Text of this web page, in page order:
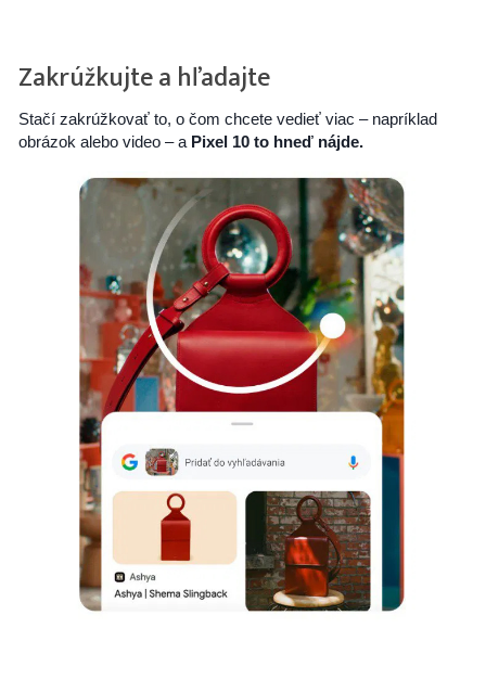
Zakrúžkujte a hľadajte
Stačí zakrúžkovať to, o čom chcete vedieť viac – napríklad
obrázok alebo video – a Pixel 10 to hneď nájde.